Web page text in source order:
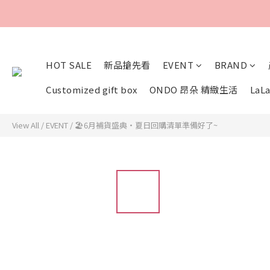
HOT SALE 新品搶先看 EVENT BRAND
Customized gift box
ONDO 昂朵 精緻生活
View All / EVENT / 🏖️6月補貨盛典・夏日回購清單準備好了~